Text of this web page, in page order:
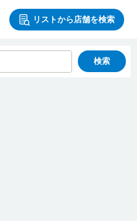
リストから店舗を検索
検索